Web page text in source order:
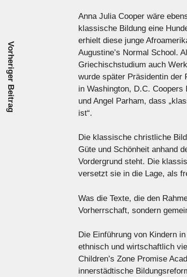
Anna Julia Cooper wäre
klassische Bildung eine
erhielt diese junge
Augustine’s Normal School.
Griechischstudium auch
wurde später Präsidentin der
in Washington, D.C.
und Angel Parham, dass
ist“.
Die klassische christliche
Güte und Schönheit anhand
Vordergrund steht. Die
versetzt sie in die Lage, als
Was die Texte, die den
Vorherrschaft, sondern
Die Einführung von Kindern
ethnisch und wirtschaftlich
Children’s Zone Promise
innerstädtische
Vorheriger Beitrag